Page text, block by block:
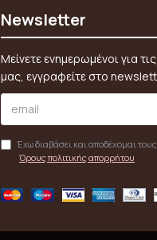
Newsletter
Μείνετε ενημερωμένοι για
μας, εγγραφείτε στο
Έχω διαβάσει και αποδέχομαι τους
Όρους πολιτικής απορρήτου